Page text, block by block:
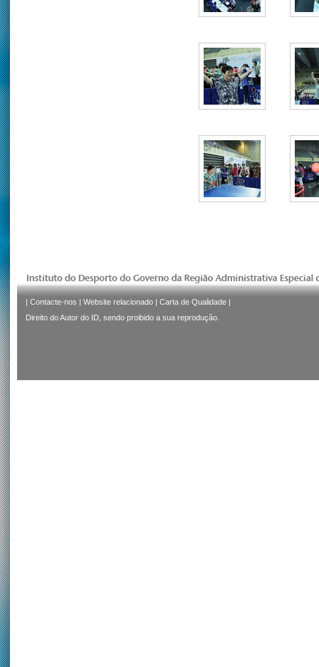
| Contacte-nos | Website relacionado | Carta de Qualidade |
Direito do Autor do ID, sendo proibido a sua reprodução.